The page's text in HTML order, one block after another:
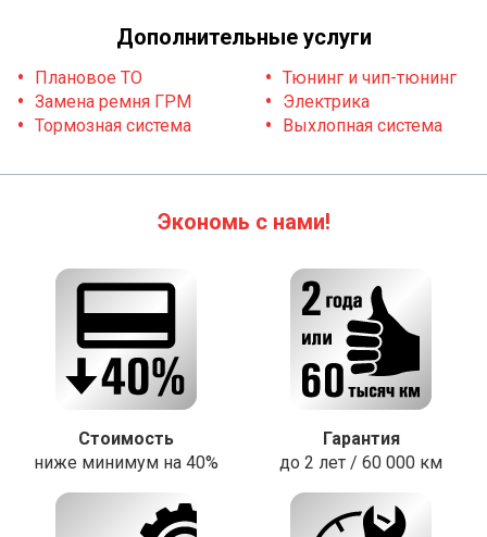
Дополнительные услуги
Плановое ТО
Замена ремня ГРМ
Тормозная система
Тюнинг и чип-тюнинг
Электрика
Выхлопная система
Экономь с нами!
Стоимость
ниже минимум на 40%
Гарантия
до 2 лет / 60 000 км